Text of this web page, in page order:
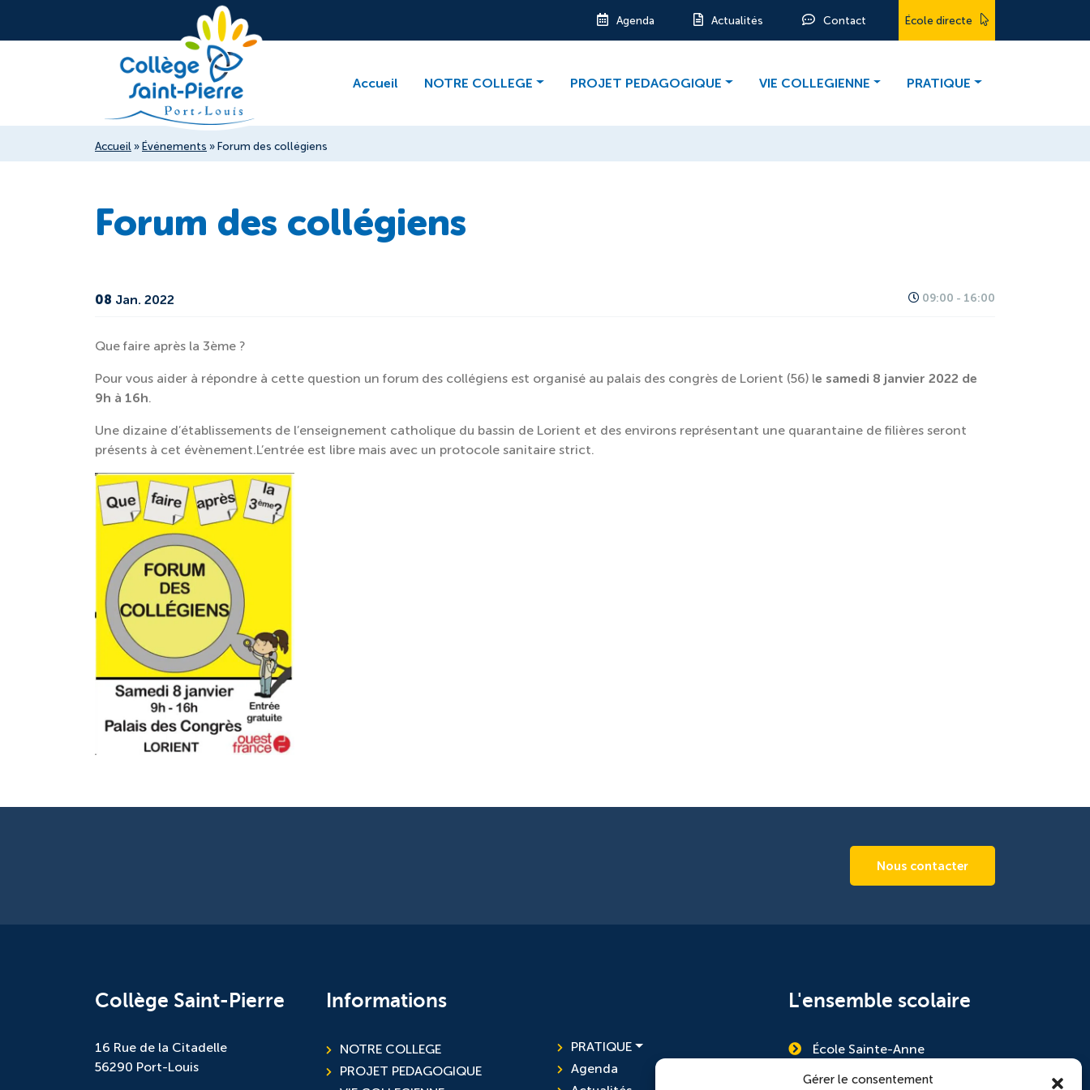
Gérer le consentement
Agenda Actualités Contact École directe
Accueil NOTRE COLLEGE PROJET PEDAGOGIQUE VIE COLLEGIENNE PRATIQUE
Accueil » Événements » Forum des collégiens
Forum des collégiens
08 Jan. 2022 09:00 - 16:00
Que faire après la 3ème ?
Pour vous aider à répondre à cette question un forum des collégiens est organisé au palais des congrès de Lorient (56) le samedi 8 janvier 2022 de
9h à 16h.
Une dizaine d’établissements de l’enseignement catholique du bassin de Lorient et des environs représentant une quarantaine de filières seront
présents à cet évènement.L’entrée est libre mais avec un protocole sanitaire strict.
Nous contacter
Collège Saint-Pierre
16 Rue de la Citadelle
56290 Port-Louis
Informations
NOTRE COLLEGE
PROJET PEDAGOGIQUE
PRATIQUE
Agenda
L'ensemble scolaire
École Sainte-Anne